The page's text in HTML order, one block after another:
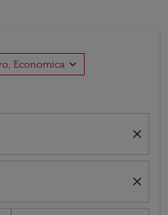
Economica expand_more
close
close